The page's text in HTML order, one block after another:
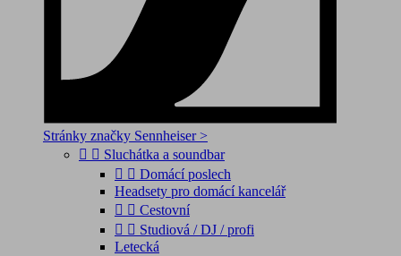
Stránky značky Sennheiser >
  Sluchátka a soundbar
  Domácí poslech
Headsety pro domácí kancelář
  Cestovní
  Studiová / DJ / profi
Letecká